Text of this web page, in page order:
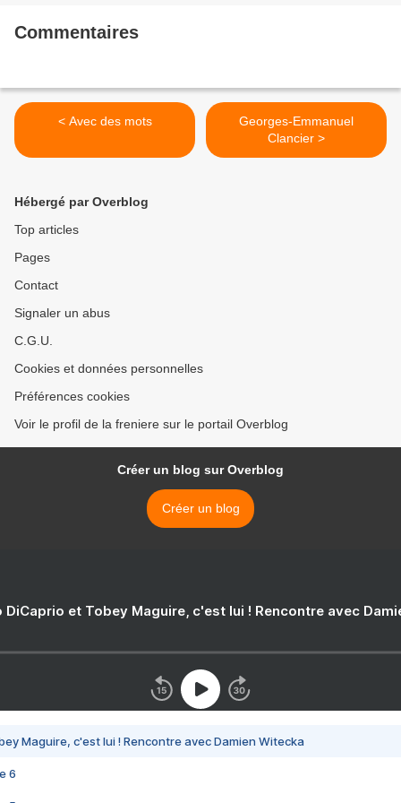
Commentaires
< Avec des mots
Georges-Emmanuel
Clancier >
Hébergé par Overblog
Top articles
Pages
Contact
Signaler un abus
C.G.U.
Cookies et données personnelles
Préférences cookies
Voir le profil de la freniere sur le portail Overblog
Créer un blog sur Overblog
Créer un blog
DiCaprio et Tobey Maguire, c'est lui ! Rencontre avec
Maguire, c'est lui ! Rencontre avec Damien Witecka
6